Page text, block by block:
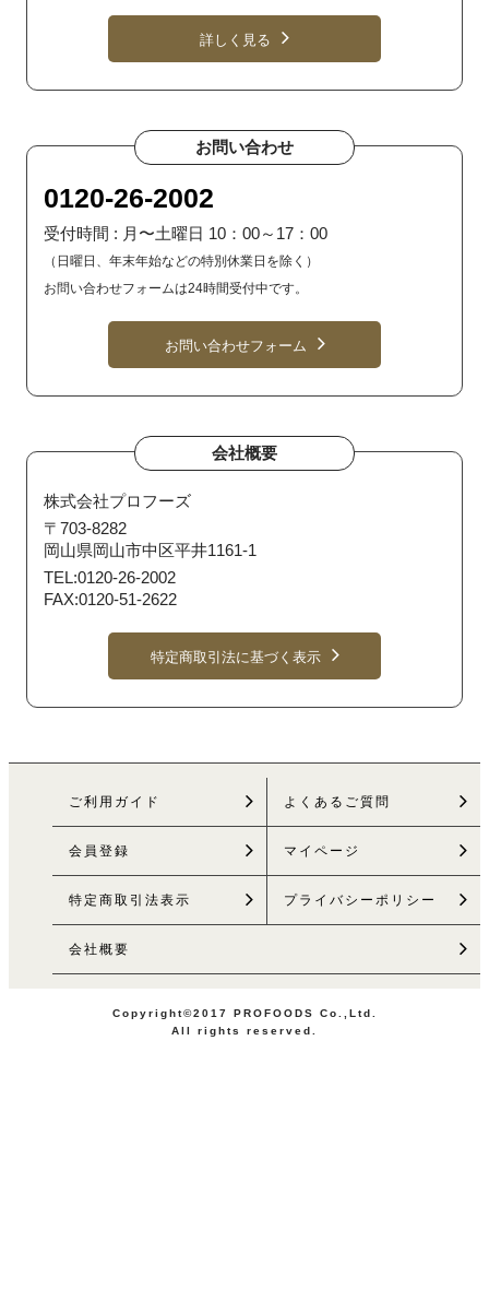
詳しく見る
お問い合わせ
0120-26-2002
受付時間 : 月〜土曜日 10：00～17：00
（日曜日、年末年始などの特別休業日を除く）
お問い合わせフォームは24時間受付中です。
お問い合わせフォーム
会社概要
株式会社プロフーズ
〒703-8282
岡山県岡山市中区平井1161-1
TEL:0120-26-2002
FAX:0120-51-2622
特定商取引法に基づく表示
ご利用ガイド よくあるご質問
会員登録 マイページ
特定商取引法表示 プライバシーポリシー
会社概要
Copyright©2017 PROFOODS Co.,Ltd.
All rights reserved.